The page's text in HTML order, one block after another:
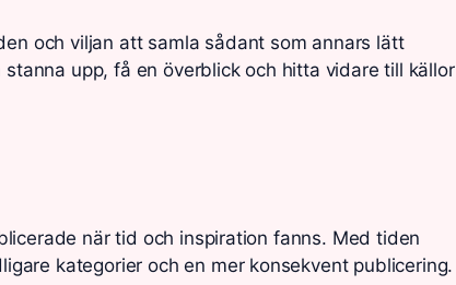
och viljan att samla sådant som annars lätt
upp, få en överblick och hitta vidare till källor
när tid och inspiration fanns. Med tiden
kategorier och en mer konsekvent publicering.